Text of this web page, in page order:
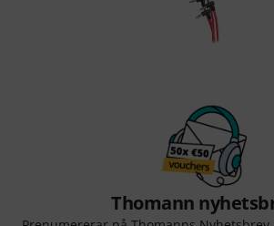
Thomann